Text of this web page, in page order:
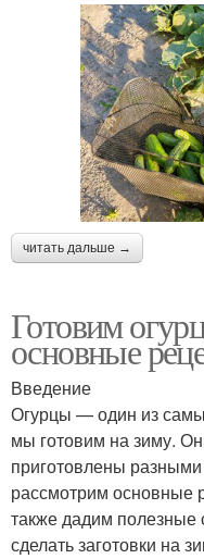
читать дальше →
Готовим
основные
Введение
Огурцы — один из
мы готовим на зиму.
приготовлены
рассмотрим основные
также дадим полезные
сделать заготовки на